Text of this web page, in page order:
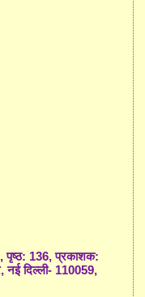
पृष्ठ: 136, प्रकाशक:
नई दिल्ली- 110059,